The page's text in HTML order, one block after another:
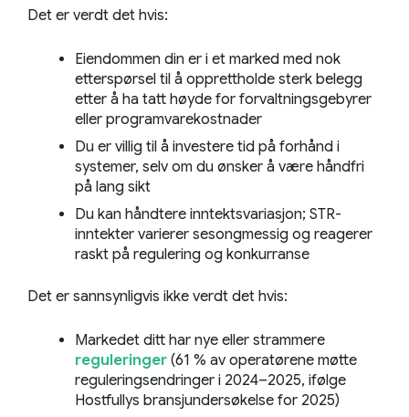
Det er verdt det hvis:
Eiendommen din er i et marked med nok
etterspørsel til å opprettholde sterk belegg
etter å ha tatt høyde for forvaltningsgebyrer
eller programvarekostnader
Du er villig til å investere tid på forhånd i
systemer, selv om du ønsker å være håndfri
på lang sikt
Du kan håndtere inntektsvariasjon; STR-
inntekter varierer sesongmessig og reagerer
raskt på regulering og konkurranse
Det er sannsynligvis ikke verdt det hvis:
Markedet ditt har nye eller strammere
reguleringer (61 % av operatørene møtte
reguleringsendringer i 2024–2025, ifølge
Hostfullys bransjundersøkelse for 2025)